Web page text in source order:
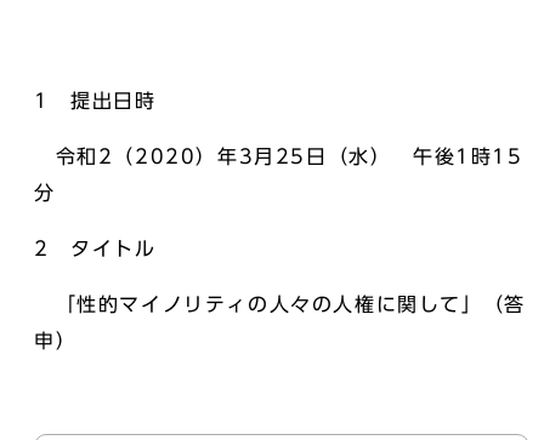
1 提出日時
令和2（2020）年3月25日（水） 午後1時15
分
2 タイトル
「性的マイノリティの人々の人権に関して」（答
申）